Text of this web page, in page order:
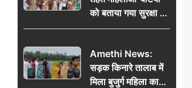
को बताया गया सुरक्षा के
अधिकार
Amethi News:
सड़क किनारे तालाब में
मिला बुजुर्ग महिला का